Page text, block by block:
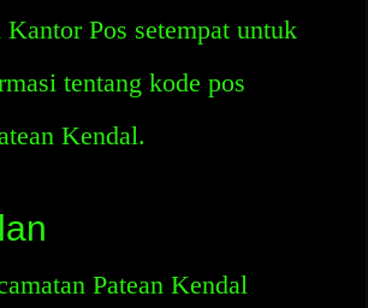
Pos setempat untuk
tentang kode pos
Kendal.
Patean Kendal